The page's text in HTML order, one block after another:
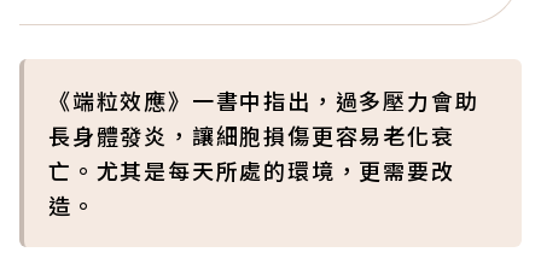
《端粒效應》一書中指出，過多壓力會助
長身體發炎，讓細胞損傷更容易老化衰
亡。尤其是每天所處的環境，更需要改
造。